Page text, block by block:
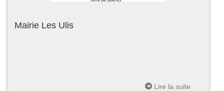
Mairie Les Ulis
Lire la suite